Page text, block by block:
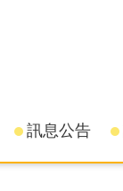
訊息公告